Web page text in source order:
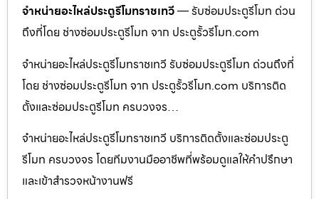
จำหน่ายอะไหล่ประตูรีโมทราชเทวี— รับซ่อมประตูรีโมท ด่วน
ถึงที่โดย ช่างซ่อมประตูรีโมท จาก ประตูรั้วรีโมท.com
จำหน่ายอะไหล่ประตูรีโมทราชเทวี รับซ่อมประตูรีโมท ด่วนถึงที่
โดย ช่างซ่อมประตูรีโมท จาก ประตูรั้วรีโมท.com บริการติด
ตั้งและซ่อมประตูรีโมท ครบวงจร…
จำหน่ายอะไหล่ประตูรีโมทราชเทวี บริการติดตั้งและซ่อมประตู
รีโมท ครบวงจร โดยทีมงานมืออาชีพที่พร้อมดูแลให้คำปรึกษา
และเข้าสำรวจหน้างานฟรี